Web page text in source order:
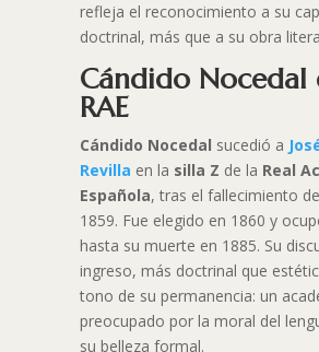
refleja el reconocimiento a su
doctrinal, más que a su obra
Cándido Nocedal
RAE
Cándido Nocedal sucedió a
Revilla en la silla Z de la Real
Española, tras el fallecimiento
1859. Fue elegido en 1860 y
hasta su muerte en 1885. Su
ingreso, más doctrinal que
tono de su permanencia: un
preocupado por la moral del
su belleza formal.